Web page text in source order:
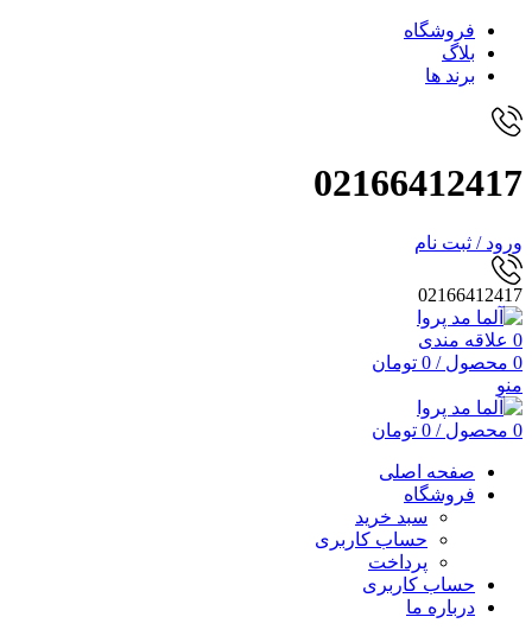
فروشگاه
بلاگ
برند ها
02166412417
ورود / ثبت نام
02166412417
0 علاقه مندی
0 محصول /
0 تومان
منو
0 محصول /
0 تومان
صفحه اصلی
فروشگاه
سبد خرید
حساب کاربری
پرداخت
حساب کاربری
درباره ما